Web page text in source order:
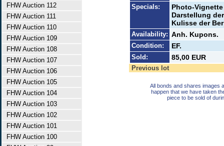
FHW Auction 112
FHW Auction 111
FHW Auction 110
FHW Auction 109
FHW Auction 108
FHW Auction 107
FHW Auction 106
FHW Auction 105
FHW Auction 104
FHW Auction 103
FHW Auction 102
FHW Auction 101
FHW Auction 100
Specials:
Photo-
Darstellung
Kulisse der
Availability: Anh. Kupons.
Condition: EF.
Sold: 85,00 EUR
Previous lot
All bonds and shares images
happen that we have taken
piece to be sold of